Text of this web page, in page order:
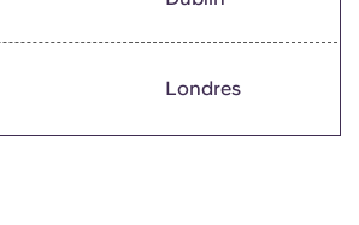
Londres